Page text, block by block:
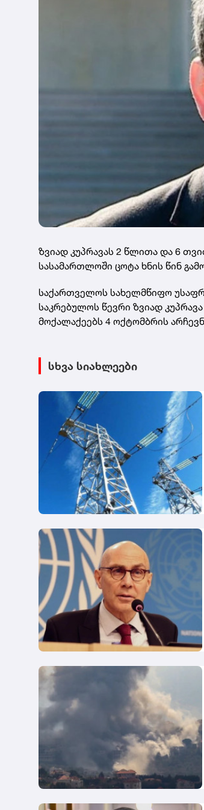
ზვიად კუპრავას 2 წლითა და 6
სასამართლოში ცოტა ხნის წინ
საქართველოს სახელმწიფო
საკრებულოს წევრი ზვიად
მოქალაქეებს 4 ოქტომბრის
სხვა სიახლეები